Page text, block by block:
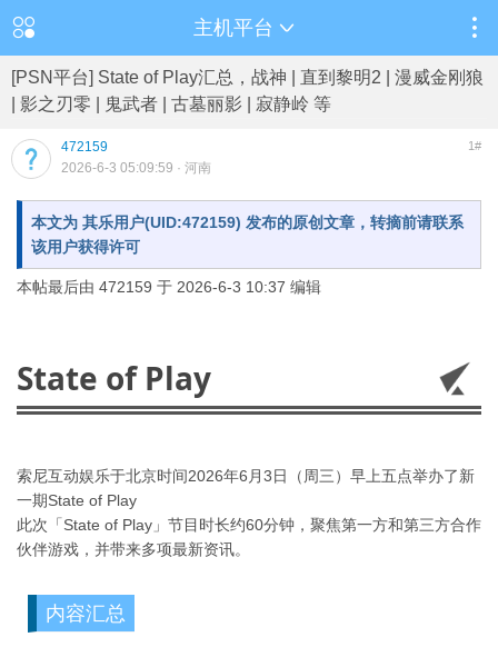
主机平台
[PSN平台] State of Play汇总，战神 | 直到黎明2 | 漫威金刚狼
| 影之刃零 | 鬼武者 | 古墓丽影 | 寂静岭 等
472159 1#
2026-6-3 05:09:59 · 河南
本文为 其乐用户(UID:472159) 发布的原创文章，转摘前请联系
该用户获得许可
本帖最后由 472159 于 2026-6-3 10:37 编辑
State of Play
索尼互动娱乐于北京时间2026年6月3日（周三）早上五点举办了新
一期State of Play
此次「State of Play」节目时长约60分钟，聚焦第一方和第三方合作
伙伴游戏，并带来多项最新资讯。
内容汇总